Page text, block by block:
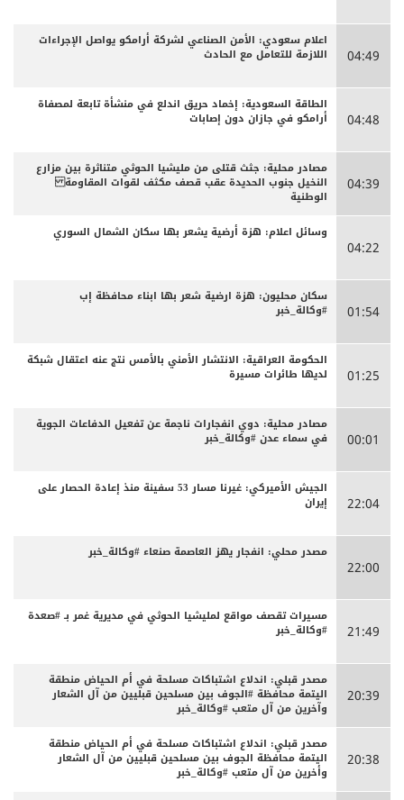
04:49
اعلام سعودي: الأمن الصناعي لشركة أرامكو يواصل الإجراءات
اللازمة للتعامل مع الحادث
04:48
الطاقة السعودية: إخماد حريق اندلع في منشأة تابعة لمصفاة
أرامكو في جازان دون إصابات
04:39
مصادر محلية: جثث قتلى من مليشيا الحوثي متناثرة بين مزارع
النخيل جنوب الحديدة عقب قصف مكثف لقوات المقاومة
الوطنية
04:22
وسائل اعلام: هزة أرضية يشعر بها سكان الشمال السوري
01:54
سكان محليون: هزة ارضية شعر بها ابناء محافظة إب
#وكالة_خبر
01:25
الحكومة العراقية: الانتشار الأمني بالأمس نتج عنه اعتقال شبكة
لديها طائرات مسيرة
00:01
مصادر محلية: دوي انفجارات ناجمة عن تفعيل الدفاعات الجوية
في سماء عدن #وكالة_خبر
22:04
الجيش الأميركي: غيرنا مسار 53 سفينة منذ إعادة الحصار على
إيران
22:00
مصدر محلي: انفجار يهز العاصمة صنعاء #وكالة_خبر
21:49
مسيرات تقصف مواقع لمليشيا الحوثي في مديرية غمر بـ #صعدة
#وكالة_خبر
20:39
مصدر قبلي: اندلاع اشتباكات مسلحة في أم الحياض منطقة
اليتمة محافظة #الجوف بين مسلحين قبليين من آل الشعار
وآخرين من آل متعب #وكالة_خبر
20:38
مصدر قبلي: اندلاع اشتباكات مسلحة في أم الحياض منطقة
اليتمة محافظة الجوف بين مسلحين قبليين من آل الشعار
وأخرين من آل متعب #وكالة_خبر